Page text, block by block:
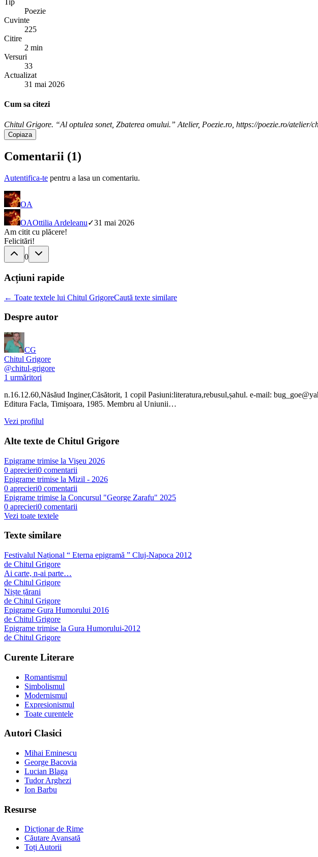
Tip
Poezie
Cuvinte
225
Citire
2 min
Versuri
33
Actualizat
31 mai 2026
Cum sa citezi
Chitul Grigore. “Al optulea sonet, Zbaterea omului.” Atelier, Poezie.ro, https://poezie.ro/atelier/
Copiaza
Comentarii (1)
Autentifica-te pentru a lasa un comentariu.
OA
OAOttilia Ardeleanu✓31 mai 2026
Am citit cu plăcere!
Felicitări!
0
Acțiuni rapide
← Toate textele lui Chitul GrigoreCaută texte similare
Despre autor
CG
Chitul Grigore
@chitul-grigore
1 urmăritori
n.16.12.60,Năsăud Inginer,Căsătorit, 1 copil Pasiuni:literatura,rebusul,șahul. e-mail:
Editura Facla, Timișoara, 1985. Membru al Uniunii…
Vezi profilul
Alte texte de Chitul Grigore
Epigrame trimise la Vişeu 2026
0 aprecieri0 comentarii
Epigrame trimise la Mizil - 2026
0 aprecieri0 comentarii
Epigrame trimise la Concursul "George Zarafu" 2025
0 aprecieri0 comentarii
Vezi toate textele
Texte similare
Festivalul Național “ Eterna epigramă ” Cluj-Napoca 2012
de Chitul Grigore
Ai carte, n-ai parte…
de Chitul Grigore
Niște țărani
de Chitul Grigore
Epigrame Gura Humorului 2016
de Chitul Grigore
Epigrame trimise la Gura Humorului-2012
de Chitul Grigore
Curente Literare
Romantismul
Simbolismul
Modernismul
Expresionismul
Toate curentele
Autori Clasici
Mihai Eminescu
George Bacovia
Lucian Blaga
Tudor Arghezi
Ion Barbu
Resurse
Dicționar de Rime
Căutare Avansată
Toți Autorii